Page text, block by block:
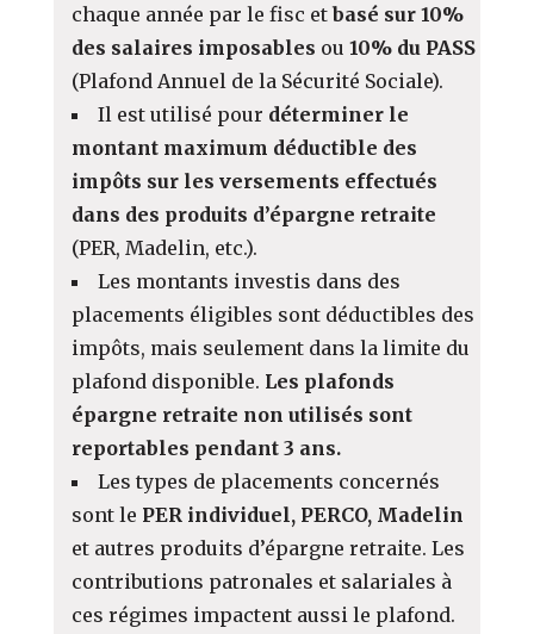
chaque année par le fisc etbasé sur 10%
des salaires imposables ou10% du PASS
(Plafond Annuel de la Sécurité Sociale).
Il est utilisé pour déterminer le
montant maximum déductible des
impôts sur les versements effectués
dans des produits d’épargne retraite
(PER, Madelin, etc.).
Les montants investis dans des
placements éligibles sont déductibles des
impôts, mais seulement dans la limite du
plafond disponible. Les plafonds
épargne retraite non utilisés sont
reportables pendant 3 ans.
Les types de placements concernés
sont le PER individuel, PERCO, Madelin
et autres produits d’épargne retraite. Les
contributions patronales et salariales à
ces régimes impactent aussi le plafond.